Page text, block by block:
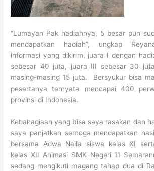
“Lumayan Pak hadiahnya, 5 besar pun
mendapatkan hadiah”, ungkap
informasi yang dikirim, juara I dengan
sebesar 40 juta, juara III sebesar 30
masing-masing 15 juta. Bersyukur bisa
pesertanya ternyata mencapai 400
provinsi di Indonesia.
Kebahagiaan yang bisa saya rasakan dan
saya panjatkan semoga mendapatkan
bersama Adwa Naila siswa kelas XI
kelas XII Animasi SMK Negeri 11
sedang mengikuti magang tahap dua di